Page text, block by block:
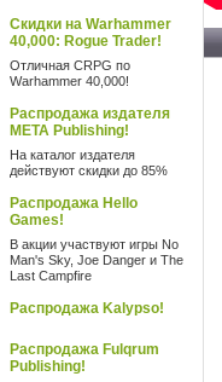
Скидки на Warhammer
40,000: Rogue Trader!
Отличная CRPG по
Warhammer 40,000!
Распродажа издателя
META Publishing!
На каталог издателя
действуют скидки до 85%
Распродажа Hello
Games!
В акции участвуют игры No
Man's Sky, Joe Danger и The
Last Campfire
Распродажа Kalypso!
Распродажа Fulqrum
Publishing!